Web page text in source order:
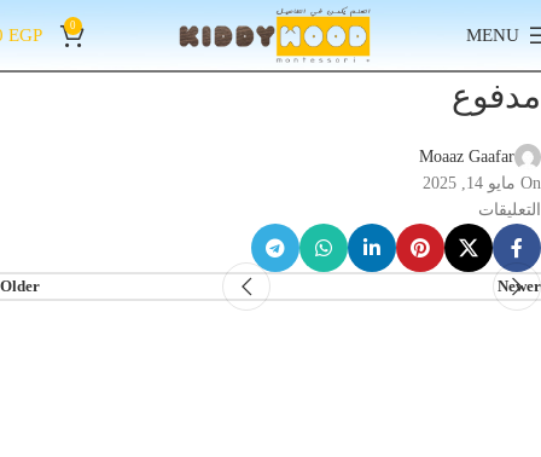
MENU
0
EGP
مدفوع
Moaaz Gaafar
On مايو 14, 2025
التعليقات
Newer
Older